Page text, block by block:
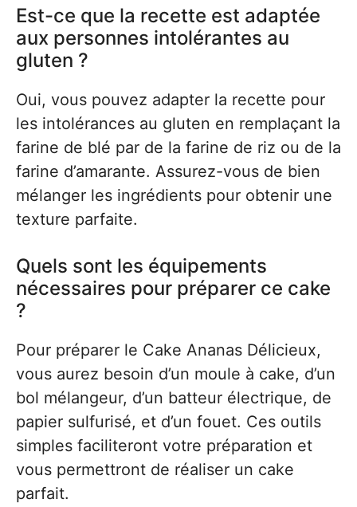
Est-ce que la recette est adaptée
aux personnes intolérantes au
gluten ?
Oui, vous pouvez adapter la recette pour
les intolérances au gluten en remplaçant la
farine de blé par de la farine de riz ou de la
farine d’amarante. Assurez-vous de bien
mélanger les ingrédients pour obtenir une
texture parfaite.
Quels sont les équipements
nécessaires pour préparer ce cake
?
Pour préparer le Cake Ananas Délicieux,
vous aurez besoin d’un moule à cake, d’un
bol mélangeur, d’un batteur électrique, de
papier sulfurisé, et d’un fouet. Ces outils
simples faciliteront votre préparation et
vous permettront de réaliser un cake
parfait.